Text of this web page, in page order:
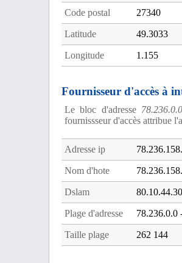
Code postal 27340
Latitude 49.3033
Longitude 1.155
Fournisseur d'accès à
Le bloc d'adresse 78.236.0.0
fournissseur d'accès attribue
Adresse ip
Nom d'hote
Dslam 80.10.44.30
Plage d'adresse 78.236.0.0
Taille plage 262 144